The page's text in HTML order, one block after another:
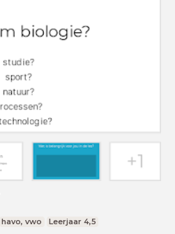
havo, vwo Leerjaar 4,5